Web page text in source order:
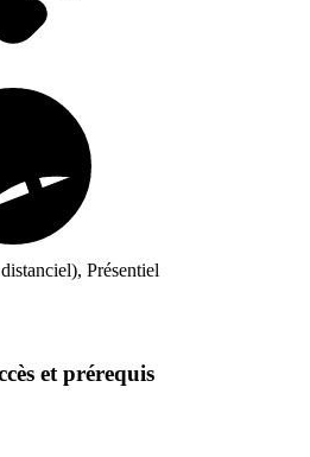
Présentiel
et prérequis